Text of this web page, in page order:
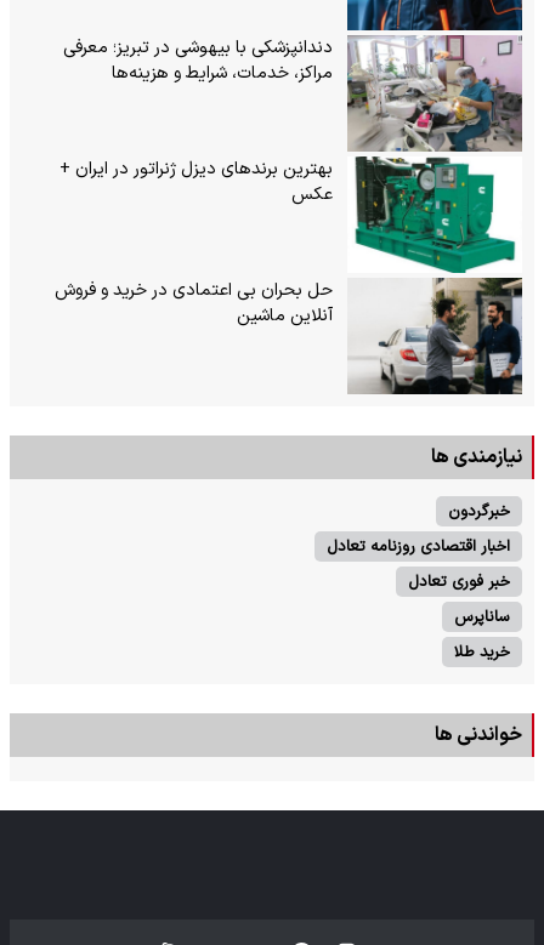
دندانپزشکی با بیهوشی در تبریز؛ معرفی
مراکز، خدمات، شرایط و هزینه‌ها
بهترین برندهای دیزل ژنراتور در ایران +
عکس
حل بحران بی‌ اعتمادی در خرید و فروش
آنلاین ماشین
نیازمندی ها
خبرگردون
اخبار اقتصادی روزنامه تعادل
خبر فوری تعادل
ساناپرس
خرید طلا
خواندنی ها